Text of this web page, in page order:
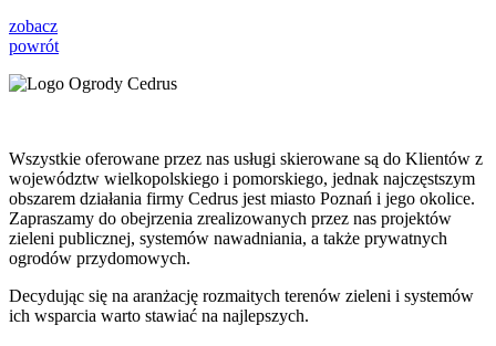
zobacz
powrót
Wszystkie oferowane przez nas usługi skierowane są do Klientów z
województw wielkopolskiego i pomorskiego, jednak najczęstszym
obszarem działania firmy Cedrus jest miasto Poznań i jego okolice.
Zapraszamy do obejrzenia zrealizowanych przez nas projektów
zieleni publicznej, systemów nawadniania, a także prywatnych
ogrodów przydomowych.
Decydując się na aranżację rozmaitych terenów zieleni i systemów
ich wsparcia warto stawiać na najlepszych.